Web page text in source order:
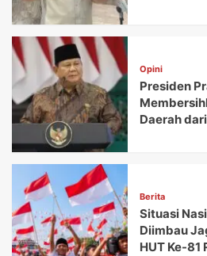
Opini
Presiden
Daerah
Berita
Situasi
Diimbau
HUT Ke-81